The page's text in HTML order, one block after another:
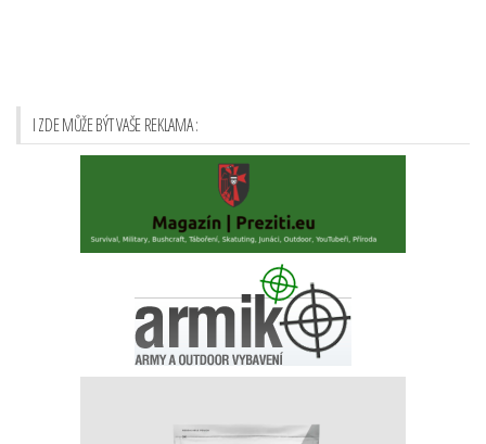
I ZDE MŮŽE BÝT VAŠE REKLAMA :